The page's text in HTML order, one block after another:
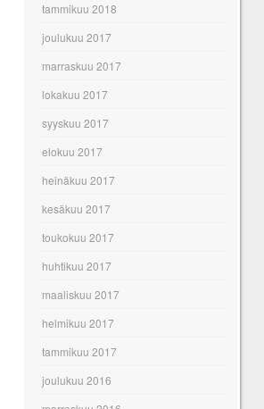
tammikuu 2018
joulukuu 2017
marraskuu 2017
lokakuu 2017
syyskuu 2017
elokuu 2017
heinäkuu 2017
kesäkuu 2017
toukokuu 2017
huhtikuu 2017
maaliskuu 2017
helmikuu 2017
tammikuu 2017
joulukuu 2016